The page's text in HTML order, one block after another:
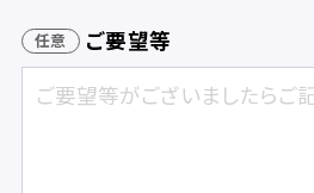
ご要望等